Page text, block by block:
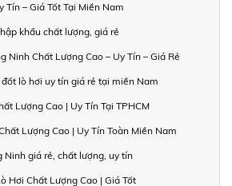
Tín – Giá Tốt Tại Miền Nam
khẩu chất lượng, giá rẻ
Ninh Chất Lượng Cao – Uy Tín – Giá Rẻ
lò hơi uy tín giá rẻ tại miền Nam
Lượng Cao | Uy Tín Tại TPHCM
Lượng Cao | Uy Tín Toàn Miền Nam
Ninh giá rẻ, chất lượng, uy tín
Hơi Chất Lượng Cao | Giá Tốt